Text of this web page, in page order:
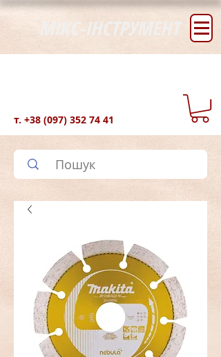
МІКС-ІНСТРУМЕНТ
т. +38 (097) 352 74 41